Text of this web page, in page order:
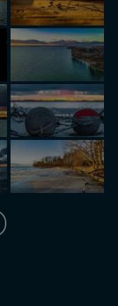
że nie
Twoich
w plikach
Ci skasowanie
możemy tego
Mazur na